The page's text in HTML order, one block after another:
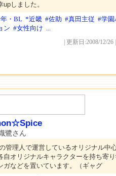
upしました。
・BL *近畿 #佐助 #真田主従 #学園
ン #女性向け ...
| 更新日:2008/12/26
鷺さん
管理人で運営しているオリジナル中
自オリジナルキャラクターを持ち寄
ガなどを置いています。（ギャグ